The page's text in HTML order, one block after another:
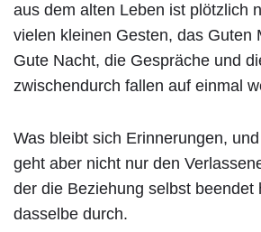
aus dem alten Leben ist plötzlich
vielen kleinen Gesten, das Guten
Gute Nacht, die Gespräche und
zwischendurch fallen auf einmal
Was bleibt sich Erinnerungen,
geht aber nicht nur den
der die Beziehung selbst beendet
dasselbe durch.